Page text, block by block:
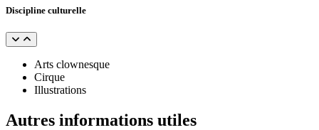
Discipline culturelle
Arts clownesque
Cirque
Illustrations
Autres informations utiles